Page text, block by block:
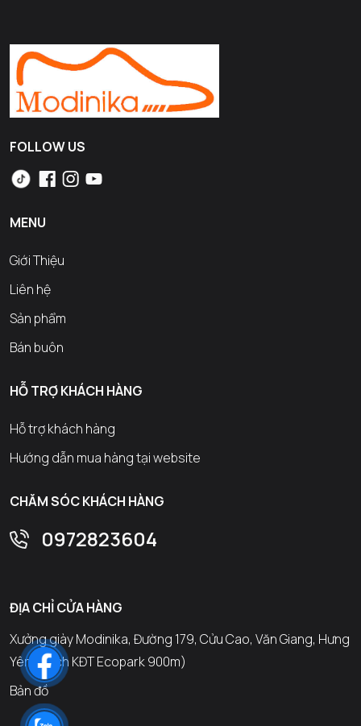
FOLLOW US
MENU
Giới Thiệu
Liên hệ
Sản phẩm
Bán buôn
HỖ TRỢ KHÁCH HÀNG
Hỗ trợ khách hàng
Hướng dẫn mua hàng tại website
CHĂM SÓC KHÁCH HÀNG
0972823604
ĐỊA CHỈ CỬA HÀNG
Xưởng giày Modinika, Đường 179, Cửu Cao, Văn Giang, Hưng
Yên (Cách KĐT Ecopark 900m)
Bản đồ